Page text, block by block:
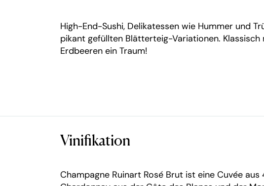
High-End-Sushi, Delikatessen wie Hummer und
pikant gefüllten Blätterteig-Variationen.
Erdbeeren ein Traum!
Vinifikation
Champagne Ruinart Rosé Brut ist eine Cuvée aus